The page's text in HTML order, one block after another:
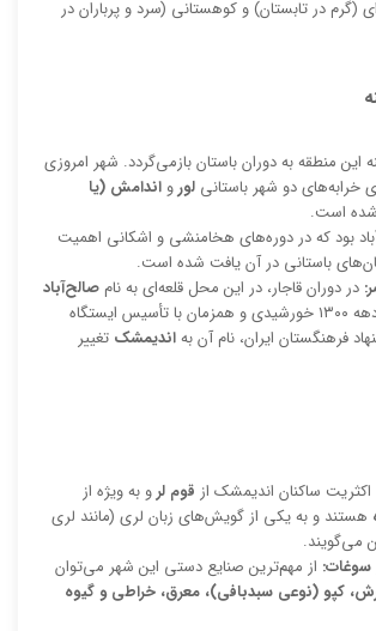
(گرم در تابستان) و کوهستانی (سرد و پرباران در
این منطقه به دوران باستان بازمی‌گردد. شهر امروزی
خرابه‌های دو شهر باستانی لورو اندامش (یا
شده است.
بود که در دوره‌های هخامنشی و اشکانی اهمیت
باستانی در آن یافت شده است.
در دوران قاجار، در این محل قلعه‌ای به نام صالح‌آباد
ساخته شد. در دهه ۱۳۰۰ خورشیدی و همزمان با تأسیس ایستگاه
فرهنگستان ایران، نام آن بهاندیمشک تغییر
اکثریت ساکنان اندیمشک از قوم لرو به ویژه از
هستند و به یکی از گویش‌های زبان لری (مانند لری
می‌گویند.
سوغات: از مهم‌ترین صنایع دستی این شهر می‌توان
کپو (نوعی سبدبافی)، معرق، خراطی و گیوه